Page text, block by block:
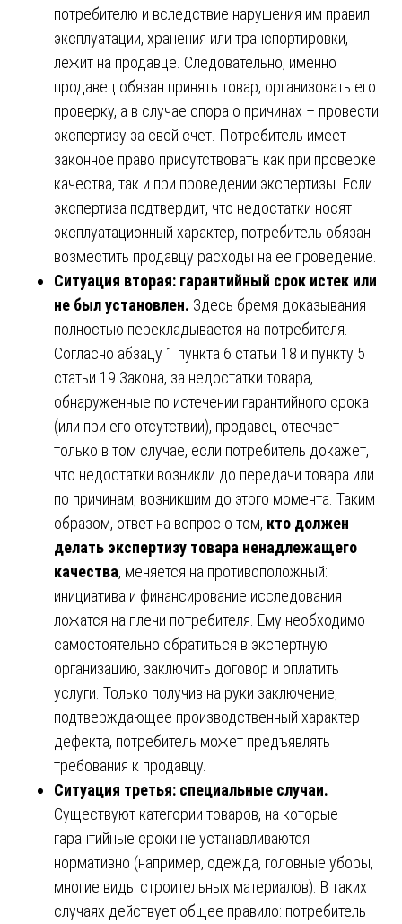
потребителю и вследствие нарушения им правил
эксплуатации, хранения или транспортировки,
лежит на продавце. Следовательно, именно
продавец обязан принять товар, организовать его
проверку, а в случае спора о причинах – провести
экспертизу за свой счет. Потребитель имеет
законное право присутствовать как при проверке
качества, так и при проведении экспертизы. Если
экспертиза подтвердит, что недостатки носят
эксплуатационный характер, потребитель обязан
возместить продавцу расходы на ее проведение.
Ситуация вторая: гарантийный срок истек или
не был установлен. Здесь бремя доказывания
полностью перекладывается на потребителя.
Согласно абзацу 1 пункта 6 статьи 18 и пункту 5
статьи 19 Закона, за недостатки товара,
обнаруженные по истечении гарантийного срока
(или при его отсутствии), продавец отвечает
только в том случае, если потребитель докажет,
что недостатки возникли до передачи товара или
по причинам, возникшим до этого момента. Таким
образом, ответ на вопрос о том, кто должен
делать экспертизу товара ненадлежащего
качества, меняется на противоположный:
инициатива и финансирование исследования
ложатся на плечи потребителя. Ему необходимо
самостоятельно обратиться в экспертную
организацию, заключить договор и оплатить
услуги. Только получив на руки заключение,
подтверждающее производственный характер
дефекта, потребитель может предъявлять
требования к продавцу.
Ситуация третья: специальные случаи.
Существуют категории товаров, на которые
гарантийные сроки не устанавливаются
нормативно (например, одежда, головные уборы,
многие виды строительных материалов). В таких
случаях действует общее правило: потребитель